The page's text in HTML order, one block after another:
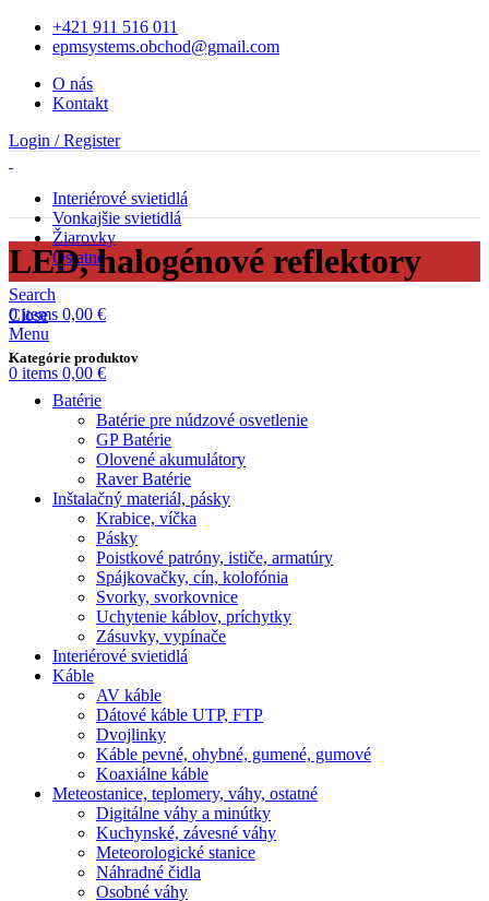
+421 911 516 011
epmsystems.obchod@gmail.com
O nás
Kontakt
Login / Register
Interiérové svietidlá
Vonkajšie svietidlá
Žiarovky
Ostatné
Search
0items 0,00 €
Menu
0 items 0,00 €
LED, halogénové reflektory
Close
Kategórie produktov
Batérie
Batérie pre núdzové osvetlenie
GP Batérie
Olovené akumulátory
Raver Batérie
Inštalačný materiál, pásky
Krabice, víčka
Pásky
Poistkové patróny, ističe, armatúry
Spájkovačky, cín, kolofónia
Svorky, svorkovnice
Uchytenie káblov, príchytky
Zásuvky, vypínače
Interiérové svietidlá
Káble
AV káble
Dátové káble UTP, FTP
Dvojlinky
Káble pevné, ohybné, gumené, gumové
Koaxiálne káble
Meteostanice, teplomery, váhy, ostatné
Digitálne váhy a minútky
Kuchynské, závesné váhy
Meteorologické stanice
Náhradné čidla
Osobné váhy